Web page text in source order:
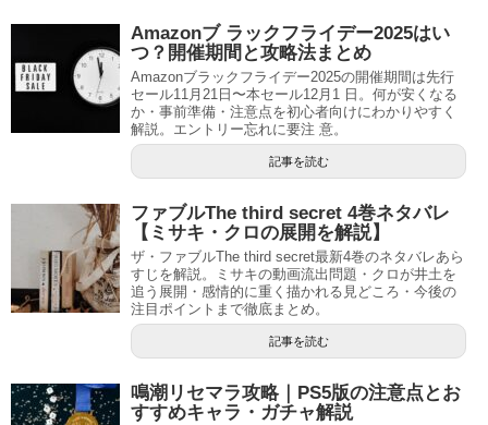
Amazonブ ラックフライデー2025はい
つ？開催期間と攻略法まとめ
Amazonブラックフライデー2025の開催期間は先行
セール11月21日〜本セール12月1 日。何が安くなる
か・事前準備・注意点を初心者向けにわかりやすく
解説。エントリー忘れに要注 意。
記事を読む
ファブルThe third secret 4巻ネタバレ
【ミサキ・クロの展開を解説】
ザ・ファブルThe third secret最新4巻のネタバレあら
すじを解説。ミサキの動画流出問題・クロが井土を
追う展開・感情的に重く描かれる見どころ・今後の
注目ポイントまで徹底まとめ。
記事を読む
鳴潮リセマラ攻略｜PS5版の注意点とお
すすめキャラ・ガチャ解説